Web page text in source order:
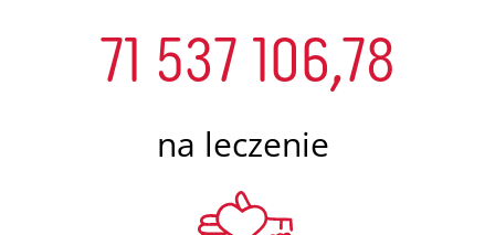
71 537 106,78
na leczenie